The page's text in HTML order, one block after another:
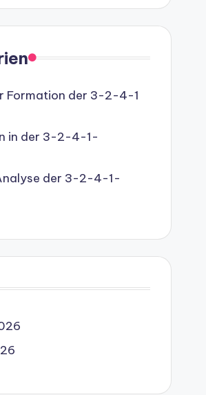
Formation der 3-2-4-1
in der 3-2-4-1-
der 3-2-4-1-